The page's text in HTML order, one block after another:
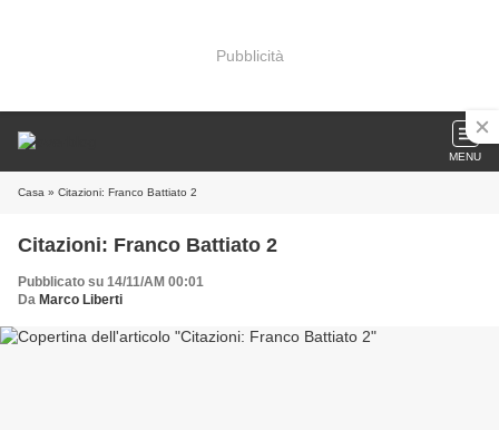
Pubblicità
MENU
Casa » Citazioni: Franco Battiato 2
Citazioni: Franco Battiato 2
Pubblicato su 14/11/AM 00:01
Da Marco Liberti